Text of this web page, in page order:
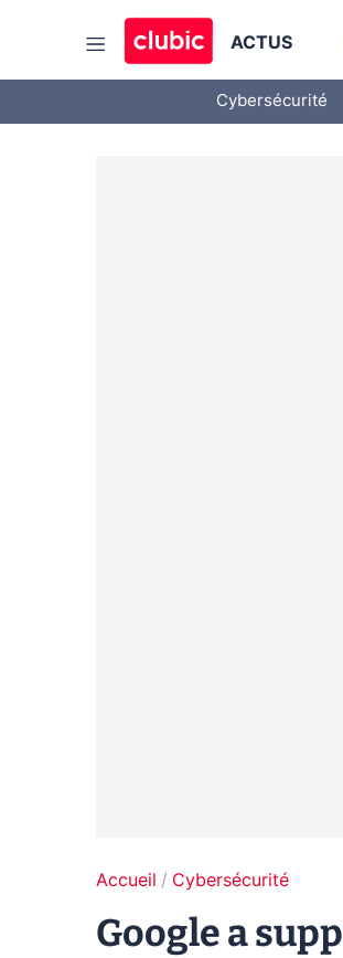
ACTUS
Cybersécurité
Accueil Cybersécurité
Google a